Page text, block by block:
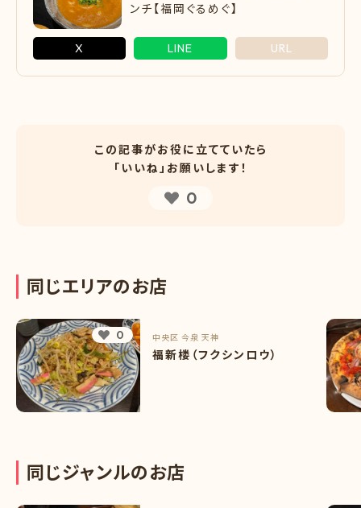
ンチ【福岡ぐるめぐ】
X LINE URL
この記事がお役に立てていたら
「いいね」お願いします！
0
同 じエリアのお店
中央区 今泉 天神
福新楼（フクシンロウ）
0
同じジャンルのお店